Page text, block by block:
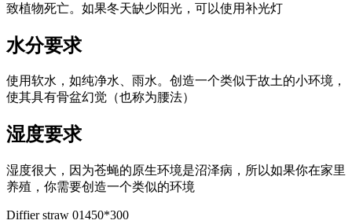
致植物死亡。如果冬天缺少阳光，可以使用补光灯
水分要求
使用软水，如纯净水、雨水。创造一个类似于故土的小环境，
使其具有骨盆幻觉（也称为腰法）
湿度要求
湿度很大，因为苍蝇的原生环境是沼泽病，所以如果你在家里
养殖，你需要创造一个类似的环境
Diffier straw 01450*300